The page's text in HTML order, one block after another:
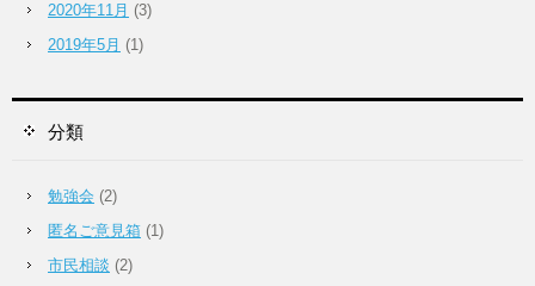
2020年11月 (3)
2019年5月 (1)
分類
勉強会 (2)
匿名ご意見箱 (1)
市民相談 (2)